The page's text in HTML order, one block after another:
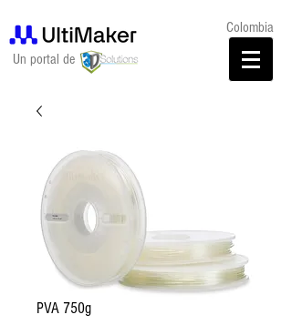
Un portal de
Colombia
PVA 750g